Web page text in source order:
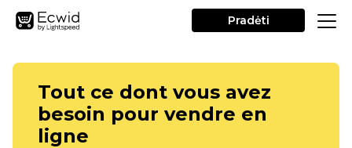
Pradėti
Tout ce dont vous avez
besoin pour vendre en
ligne